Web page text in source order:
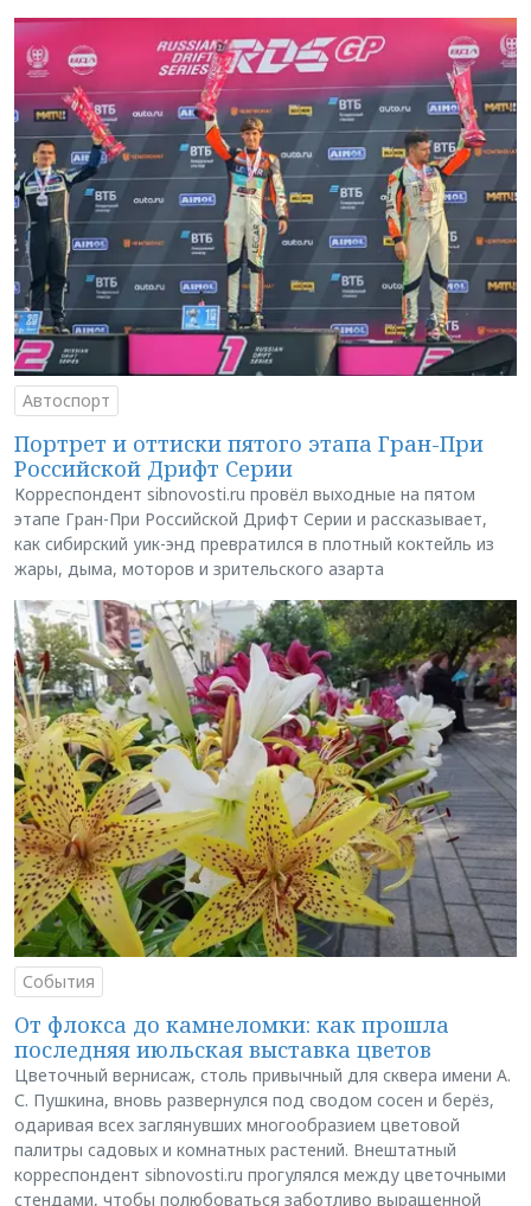
Автоспорт
Портрет и оттиски пятого этапа Гран-При
Российской Дрифт Серии
Корреспондент sibnovosti.ru провёл выходные на пятом
этапе Гран-При Российской Дрифт Серии и рассказывает,
как сибирский уик-энд превратился в плотный коктейль из
жары, дыма, моторов и зрительского азарта
События
От флокса до камнеломки: как прошла
последняя июльская выставка цветов
Цветочный вернисаж, столь привычный для сквера имени А.
С. Пушкина, вновь развернулся под сводом сосен и берёз,
одаривая всех заглянувших многообразием цветовой
палитры садовых и комнатных растений. Внештатный
корреспондент sibnovosti.ru прогулялся между цветочными
стендами, чтобы полюбоваться заботливо выращенной